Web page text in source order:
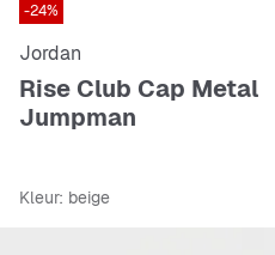
-24%
Jordan
Rise Club Cap Metal
Jumpman
Kleur: beige